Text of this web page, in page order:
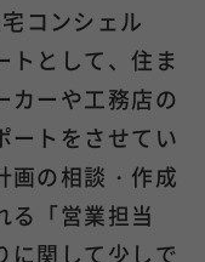
コンシェル
トとして、住ま
カーや工務店の
ートをさせてい
画の相談・作成
る「営業担当
に関して少しで